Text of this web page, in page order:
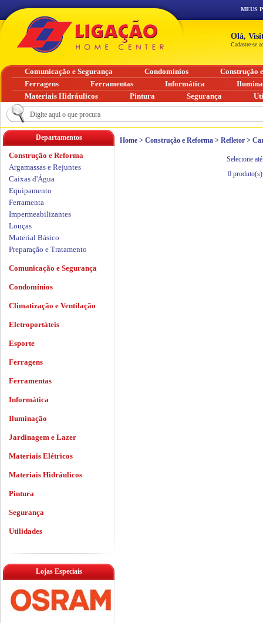
Home > Construção e Reforma > Refletor >
Selecione
0produto(s)
Departamentos
Construção e Reforma
Argamassas e Rejuntes
Caixas d'Água
Equipamento
Ferramenta
Impermeabilizantes
Louças
Material Básico
Preparação e Tratamento
Comunicação e Segurança
Condomínios
Climatização e Ventilação
Eletroportáteis
Esporte
Ferragens
Ferramentas
Informática
Iluminação
Jardinagem e Lazer
Materiais Elétricos
Materiais Hidráulicos
Pintura
Segurança
Utilidades
Lojas Especiais
MEUS
Olá,
Cadastre-se
Comunicação e Segurança Condomínios
Construção
Ferragens
Ferramentas Informática
Materiais Hidráulicos
Pintura Segurança